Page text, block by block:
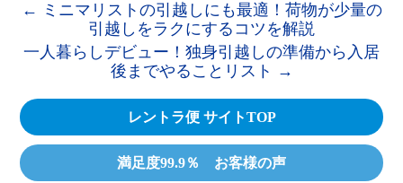
← ミニマリストの引越しにも最適！荷物が少量の
引越しをラクにするコツを解説
一人暮らしデビュー！独身引越しの準備から入居
後までやることリスト →
レントラ便 サイトTOP
満足度99.9％ お客様の声